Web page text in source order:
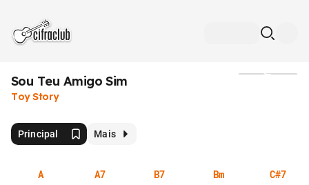
Sou Teu Amigo Sim
Toy Story
Principal Mais
A A7 B7 Bm C#7